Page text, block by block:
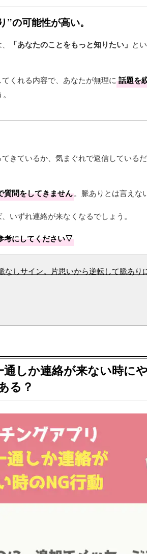
の可能性が高い。
「あなたのことをもっと知りたい」 と
くれる内容で、あなたが無理に 話題を
きているか、気まぐれで返信している
質問をしてきません。脈ありとは言えな
いずれ連絡が来なくなるでしょう。
考にしてください▽
なしサイン。片思いから逆転して脈あり
しか連絡が来ない時に
る？